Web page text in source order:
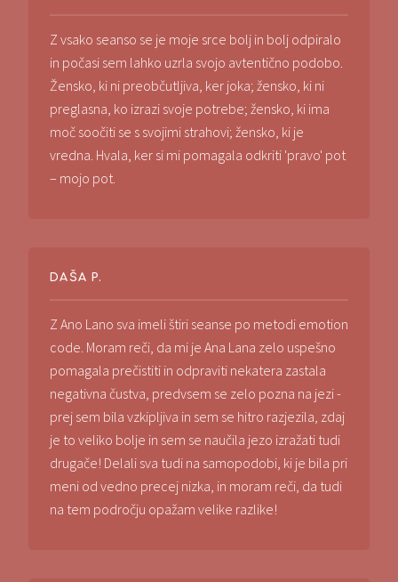
Z vsako seanso se je moje srce bolj in bolj odpiralo
in počasi sem lahko uzrla svojo avtentično podobo.
Žensko, ki ni preobčutljiva, ker joka; žensko, ki ni
preglasna, ko izrazi svoje potrebe; žensko, ki ima
moč soočiti se s svojimi strahovi; žensko, ki je
vredna. Hvala, ker si mi pomagala odkriti 'pravo' pot
– mojo pot.
DAŠA P.
Z Ano Lano sva imeli štiri seanse po metodi emotion
code. Moram reči, da mi je Ana Lana zelo uspešno
pomagala prečistiti in odpraviti nekatera zastala
negativna čustva, predvsem se zelo pozna na jezi -
prej sem bila vzkipljiva in sem se hitro razjezila, zdaj
je to veliko bolje in sem se naučila jezo izražati tudi
drugače! Delali sva tudi na samopodobi, ki je bila pri
meni od vedno precej nizka, in moram reči, da tudi
na tem področju opažam velike razlike!